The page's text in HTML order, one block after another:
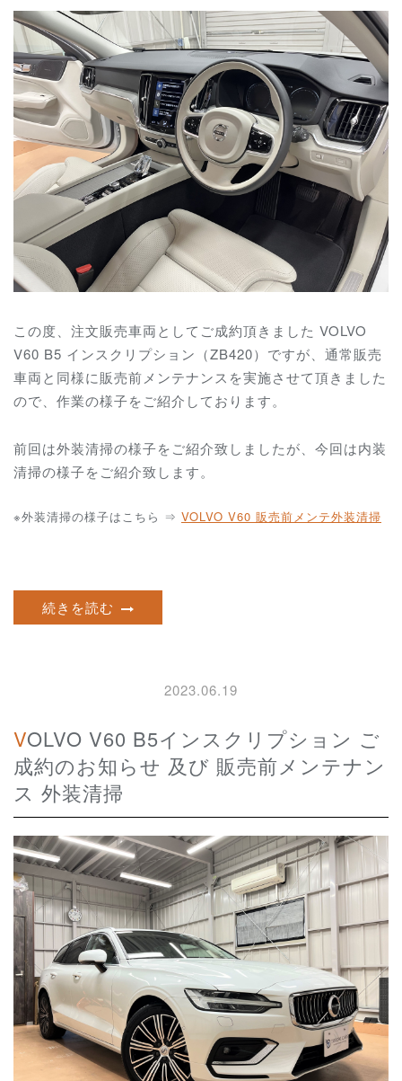
この度、注文販売車両としてご成約頂きました VOLVO
V60 B5 インスクリプション（ZB420）ですが、通常販売
車両と同様に販売前メンテナンスを実施させて頂きました
ので、作業の様子をご紹介しております。
前回は外装清掃の様子をご紹介致しましたが、今回は内装
清掃の様子をご紹介致します。
※外装清掃の様子はこちら ⇒ VOLVO V60 販売前メンテ外装清掃
続きを読む
2023.06.19
VOLVO V60 B5インスクリプション ご
成約のお知らせ 及び 販売前メンテナン
ス 外装清掃